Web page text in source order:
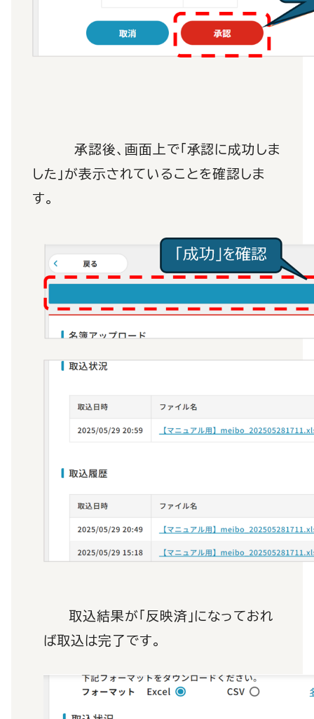
承認後、画面上で「承認に成功しま
した」が表示されていることを確認しま
す。
取込結果が「反映済」になっておれ
ば取込は完了です。